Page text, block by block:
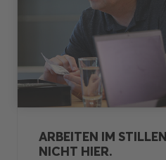
ARBEITEN IM
NICHT HIER.